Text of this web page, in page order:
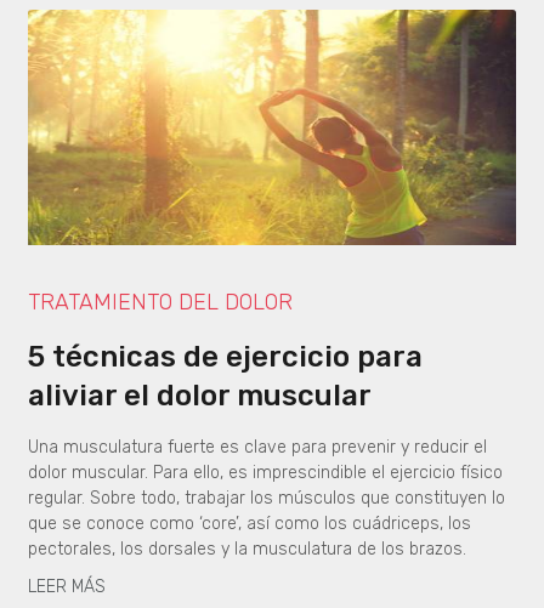
TRATAMIENTO DEL DOLOR
5 técnicas de ejercicio para
aliviar el dolor muscular
Una musculatura fuerte es clave para prevenir y reducir el
dolor muscular. Para ello, es imprescindible el ejercicio físico
regular. Sobre todo, trabajar los músculos que constituyen lo
que se conoce como ‘core’, así como los cuádriceps, los
pectorales, los dorsales y la musculatura de los brazos.
LEER MÁS